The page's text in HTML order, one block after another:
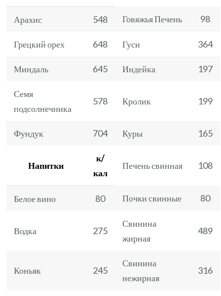
Арахис 548 Говяжья Печень 98
Грецкий орех 648 Гуси 364
Миндаль 645 Индейка 197
Семя
подсолнечника
578 Кролик 199
Фундук 704 Куры 165
Напитки
к/
кал
Печень свинная 108
Белое вино 80 Почки свинные 80
Водка 275
Свинина
жирная
489
Коньяк 245
Свинина
нежирная
316